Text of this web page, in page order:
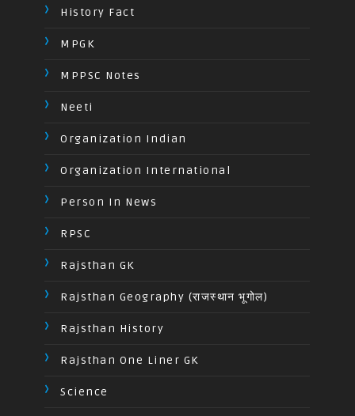
History Fact
MPGK
MPPSC Notes
Neeti
Organization Indian
Organization International
Person In News
RPSC
Rajsthan GK
Rajsthan Geography (राजस्थान भूगोल)
Rajsthan History
Rajsthan One Liner GK
Science